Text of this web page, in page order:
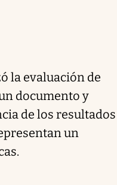
la evaluación de
documento y
de los resultados
un